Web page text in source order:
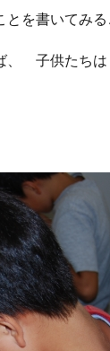
を書いてみる
子供たちは